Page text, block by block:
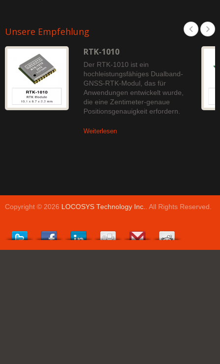
Unsere Empfehlung
RTK-1010
Der RTK-1010 ist ein
hochleistungsfähiges Dualband-
GNSS-RTK-Modul, das für
Anwendungen entwickelt wurde,
die eine Zentimeter-genaue
Positionsgenauigkeit erfordern.
Weiterlesen
Copyright © 2026 LOCOSYS Technology Inc. . All Rights Reserved.